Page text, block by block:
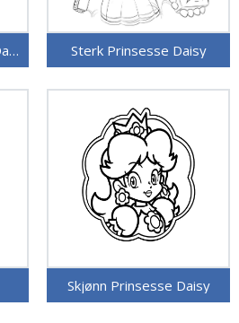
Tegning av Prinsesse Daisy Sterk Prinsesse Daisy
Skjønn Prinsesse Daisy